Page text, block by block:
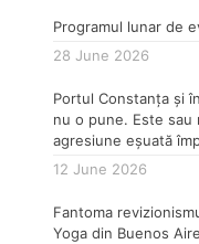
Programul lunar de
28 June 2026
Portul Constanța și
nu o pune. Este sau
agresiune eșuată
12 June 2026
Fantoma
Yoga din Buenos